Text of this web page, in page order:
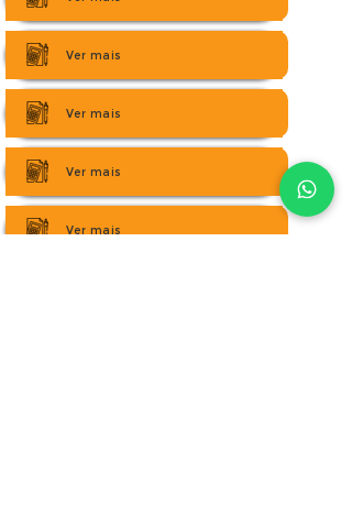
Ver mais
Ver mais
Ver mais
Ver mais